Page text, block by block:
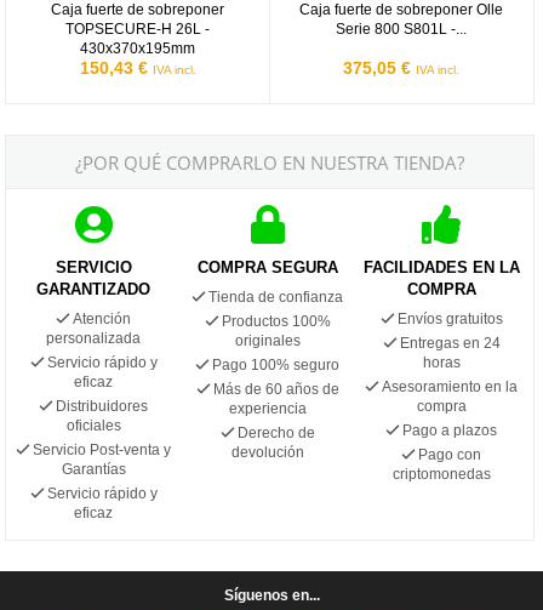
Caja fuerte de sobreponer
TOPSECURE-H 26L -
430x370x195mm
150,43 € IVA incl.
Caja fuerte de sobreponer Olle
Serie 800 S801L -...
375,05 € IVA incl.
¿POR QUÉ COMPRARLO EN NUESTRA TIENDA?
SERVICIO
GARANTIZADO
Atención
personalizada
Servicio rápido y
eficaz
Distribuidores
oficiales
Servicio Post-venta y
Garantías
Servicio rápido y
eficaz
COMPRA SEGURA
Tienda de confianza
Productos 100%
originales
Pago 100% seguro
Más de 60 años de
experiencia
Derecho de
devolución
FACILIDADES EN LA
COMPRA
Envíos gratuitos
Entregas en 24
horas
Asesoramiento en la
compra
Pago a plazos
Pago con
criptomonedas
Síguenos en...